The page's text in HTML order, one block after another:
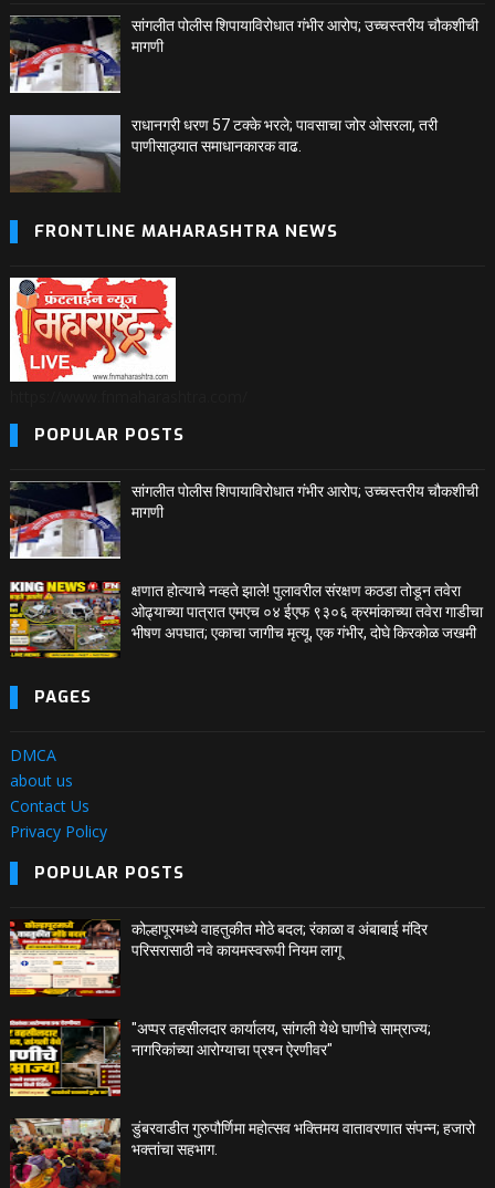
सांगलीत पोलीस शिपायाविरोधात गंभीर आरोप; उच्चस्तरीय चौकशीची
मागणी
राधानगरी धरण 57 टक्के भरले; पावसाचा जोर ओसरला, तरी
पाणीसाठ्यात समाधानकारक वाढ.
FRONTLINE MAHARASHTRA NEWS
POPULAR POSTS
सांगलीत पोलीस शिपायाविरोधात गंभीर आरोप; उच्चस्तरीय चौकशीची
मागणी
क्षणात होत्याचे नव्हते झाले! पुलावरील संरक्षण कठडा तोडून तवेरा
ओढ्याच्या पात्रात एमएच ०४ ईएफ ९३०६ क्रमांकाच्या तवेरा गाडीचा
भीषण अपघात; एकाचा जागीच मृत्यू, एक गंभीर, दोघे किरकोळ जखमी
PAGES
DMCA
about us
Contact Us
Privacy Policy
POPULAR POSTS
कोल्हापूरमध्ये वाहतुकीत मोठे बदल; रंकाळा व अंबाबाई मंदिर
परिसरासाठी नवे कायमस्वरूपी नियम लागू
"अप्पर तहसीलदार कार्यालय, सांगली येथे घाणीचे साम्राज्य;
नागरिकांच्या आरोग्याचा प्रश्न ऐरणीवर"
डुंबरवाडीत गुरुपौर्णिमा महोत्सव भक्तिमय वातावरणात संपन्न; हजारो
भक्तांचा सहभाग.